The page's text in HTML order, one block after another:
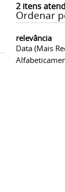
2itens
Ordenar
relevância
Data (mais